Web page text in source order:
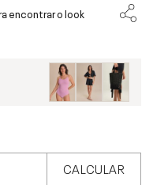
encontrar o look
CALCULAR